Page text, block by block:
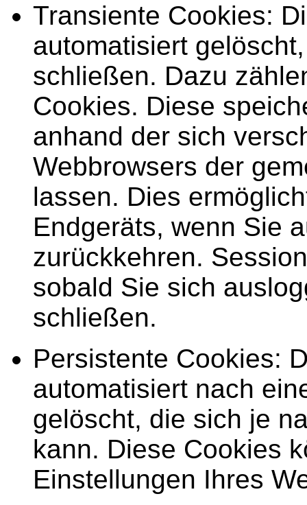
Transiente Cookies:
automatisiert
schließen. Dazu
Cookies. Diese
anhand der sich
Webbrowsers der
lassen. Dies
Endgeräts, wenn Sie
zurückkehren.
sobald Sie sich
schließen.
Persistente Cookies:
automatisiert nach
gelöscht, die sich je
kann. Diese Cookies
Einstellungen Ihres